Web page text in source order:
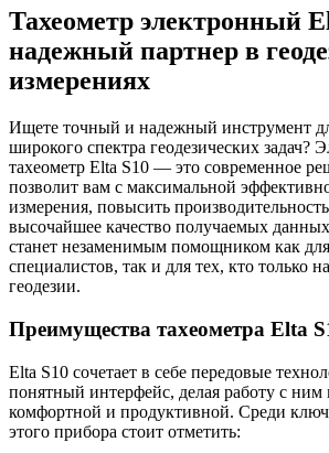
Тахеометр электронный
надежный партнер в
измерениях
Ищете точный и надежный инструмент
широкого спектра геодезических задач?
тахеометр Elta S10 — это современное
позволит вам с максимальной
измерения, повысить
высочайшее качество получаемых
станет незаменимым помощником как
специалистов, так и для тех, кто только
геодезии.
Преимущества тахеометра Elta
Elta S10 сочетает в себе передовые
понятный интерфейс, делая работу с ним
комфортной и продуктивной. Среди
этого прибора стоит отметить: